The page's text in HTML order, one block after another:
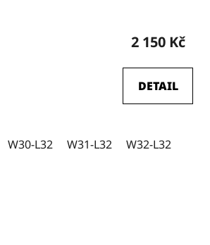
2 150 Kč
DETAIL
W30-L32 W31-L32 W32-L32